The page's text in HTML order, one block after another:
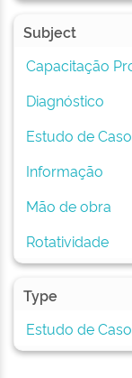
Subject
Capacitação
Diagnóstico
Estudo de Caso
Informação
Mão de obra
Rotatividade
Type
Estudo de Caso